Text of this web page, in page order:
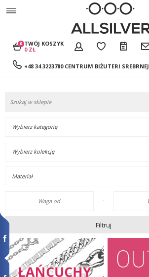
+48 34 3223780 CENTRUM BIŻUTERI SREBRNEJ
TWÓJ KOSZYK
0 ZŁ
0
-
Filtruj